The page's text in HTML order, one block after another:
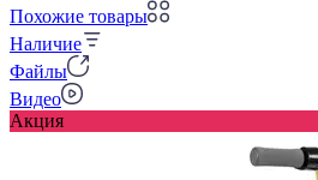
Похожие товары
Наличие
Файлы
Видео
Акция